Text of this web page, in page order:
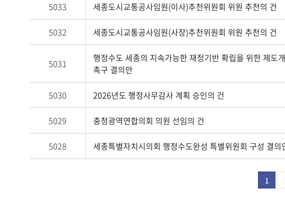
5033 세종도시교통공사임원(이사)추천위원회 위원 추천의 건
5032 세종도시교통공사임원(사장)추천위원회 위원 추천의 건
5031
행정수도 세종의 지속가능한 재정기반 확립을 위한 제도
촉구 결의안
5030 2026년도 행정사무감사 계획 승인의 건
5029 충청광역연합의회 의원 선임의 건
5028 세종특별자치시의회 행정수도완성 특별위원회 구성 결의
1